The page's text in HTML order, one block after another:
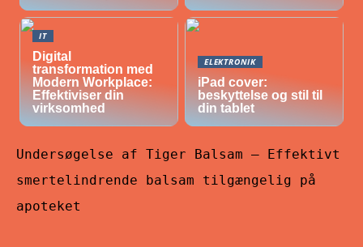
IT
Digital
transformation med
Modern Workplace:
Effektiviser din
virksomhed
ELEKTRONIK
iPad cover:
beskyttelse og stil til
din tablet
Undersøgelse af Tiger Balsam – Effektivt
smertelindrende balsam tilgængelig på
apoteket